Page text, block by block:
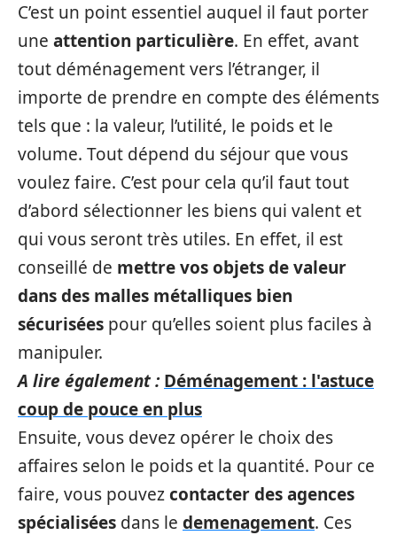
C’est un point essentiel auquel il faut porter
une attention particulière. En effet, avant
tout déménagement vers l’étranger, il
importe de prendre en compte des éléments
tels que : la valeur, l’utilité, le poids et le
volume. Tout dépend du séjour que vous
voulez faire. C’est pour cela qu’il faut tout
d’abord sélectionner les biens qui valent et
qui vous seront très utiles. En effet, il est
conseillé de mettre vos objets de valeur
dans des malles métalliques bien
sécurisées pour qu’elles soient plus faciles à
manipuler.
A lire également : Déménagement : l'astuce
coup de pouce en plus
Ensuite, vous devez opérer le choix des
affaires selon le poids et la quantité. Pour ce
faire, vous pouvezcontacter des agences
spécialisées dans le demenagement. Ces